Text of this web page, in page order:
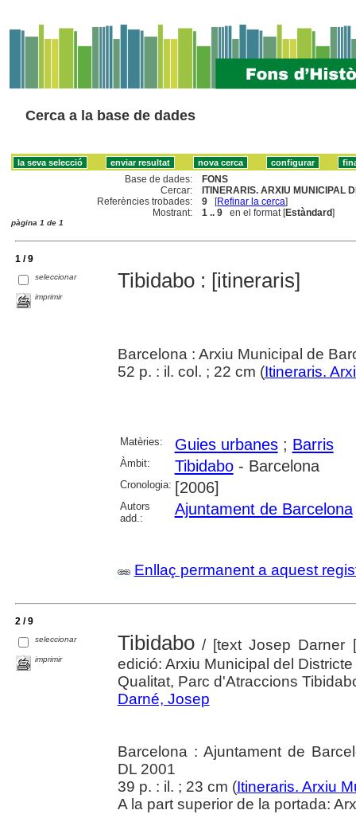
Cerca a la base de dades
Base de dades:
FONS
Cercar:
ITINERARIS. ARXIU MUNICIPAL
Referències trobades:
9 [Refinar la cerca]
Mostrant:
1 .. 9 en el format [Estàndard]
pàgina 1 de 1
1 / 9
seleccionar
imprimir
Tibidabo : [itineraris]
Barcelona : Arxiu Municipal de
52 p. : il. col. ; 22 cm (Itineraris.
Matèries: Guies urbanes; Barris
Àmbit: Tibidabo- Barcelona
Cronologia: [2006]
Autors
add.:
Ajuntament de Barcelona
Enllaç permanent a aquest
2 / 9
seleccionar
imprimir
Tibidabo/ [text Josep Darner
edició: Arxiu Municipal del
Qualitat, Parc d'Atraccions
Darné, Josep
Barcelona : Ajuntament de
DL 2001
39 p. : il. ; 23 cm (Itineraris. Arxiu
A la part superior de la portada: